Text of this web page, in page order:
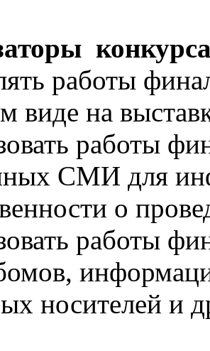
работы
виде на
работы
СМИ для
о
работы
носителей и